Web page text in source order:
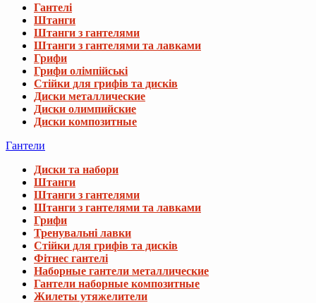
Гантелі
Штанги
Штанги з гантелями
Штанги з гантелями та лавками
Грифи
Грифи олімпійські
Стійки для грифів та дисків
Диски металлические
Диски олимпийские
Диски композитные
Гантели
Диски та набори
Штанги
Штанги з гантелями
Штанги з гантелями та лавками
Грифи
Тренувальні лавки
Стійки для грифів та дисків
Фітнес гантелі
Наборные гантели металлические
Гантели наборные композитные
Жилеты утяжелители